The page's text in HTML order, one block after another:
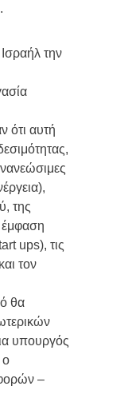
την
ότι αυτή
της
έμφαση
ups), τις
τον
θα
υπουργός
ο
–